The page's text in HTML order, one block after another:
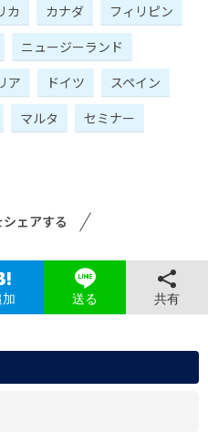
カ カナダ
フィリピン
ニュージーランド
ア ドイツ
スペイン
マルタ
セミナー
ェアする
送る 共有